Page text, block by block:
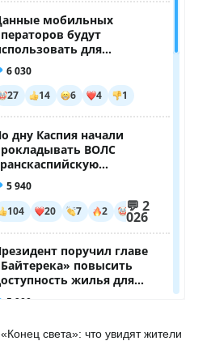
«Конец света»: что увидят жители